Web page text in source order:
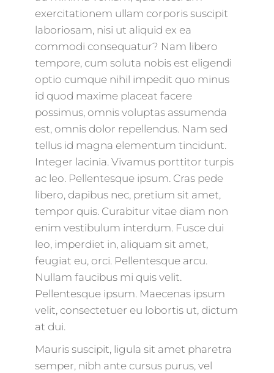
exercitationem ullam corporis suscipit
laboriosam, nisi ut aliquid ex ea
commodi consequatur? Nam libero
tempore, cum soluta nobis est eligendi
optio cumque nihil impedit quo minus
id quod maxime placeat facere
possimus, omnis voluptas assumenda
est, omnis dolor repellendus. Nam sed
tellus id magna elementum tincidunt.
Integer lacinia. Vivamus porttitor turpis
ac leo. Pellentesque ipsum. Cras pede
libero, dapibus nec, pretium sit amet,
tempor quis. Curabitur vitae diam non
enim vestibulum interdum. Fusce dui
leo, imperdiet in, aliquam sit amet,
feugiat eu, orci. Pellentesque arcu.
Nullam faucibus mi quis velit.
Pellentesque ipsum. Maecenas ipsum
velit, consectetuer eu lobortis ut, dictum
at dui.
Mauris suscipit, ligula sit amet pharetra
semper, nibh ante cursus purus, vel